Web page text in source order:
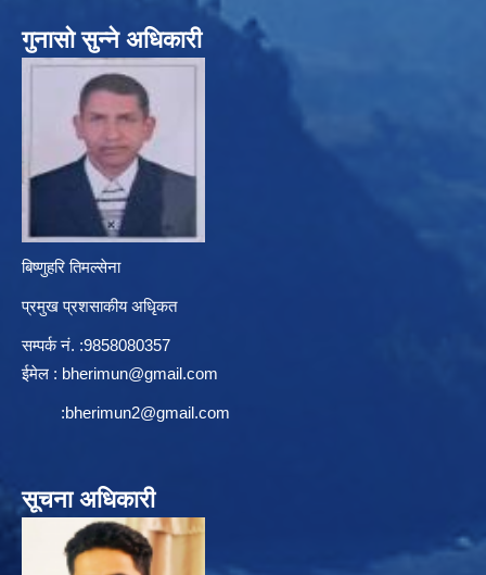
गुनासो सुन्ने अधिकारी
बिष्णुहरि तिमल्सेना
प्रमुख प्रशसाकीय अधिृकत
सम्पर्क न‌ं. :9858080357
ईमेल : bherimun@gmail.com
:bherimun2@gmail.com
सूचना अधिकारी